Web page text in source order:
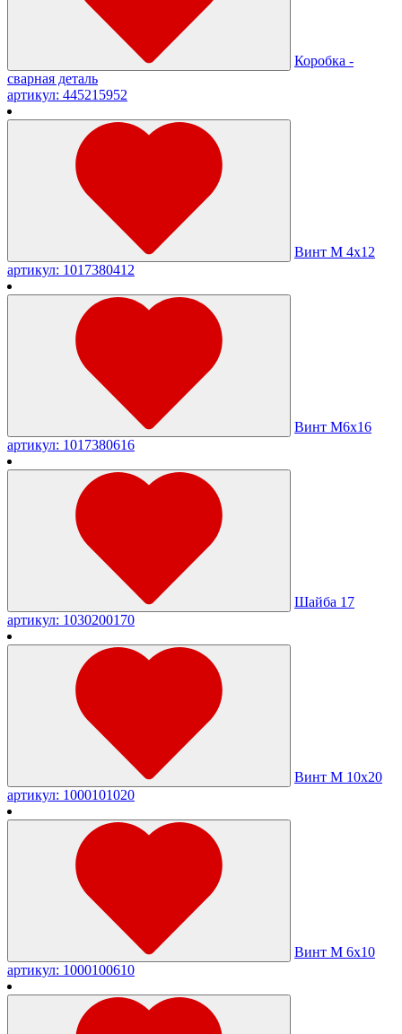
Коробка -
сварная деталь
артикул: 445215952
Винт М 4х12
артикул: 1017380412
Винт М6х16
артикул: 1017380616
Шайба 17
артикул: 1030200170
Винт М 10х20
артикул: 1000101020
Винт М 6х10
артикул: 1000100610